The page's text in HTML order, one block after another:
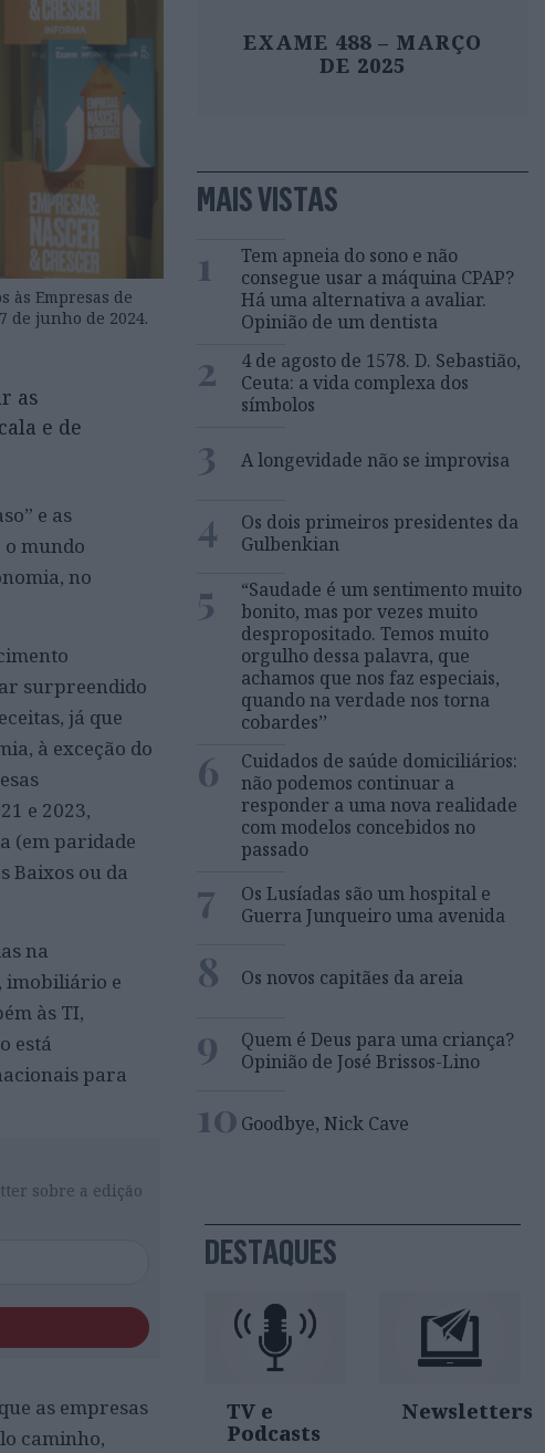
às Empresas de
de junho de 2024.
as
e de
e as
mundo
no
surpreendido
já que
à exceção do
e 2023,
(em paridade
Baixos ou da
na
imobiliário e
às TI,
está
para
sobre a edição
as empresas
caminho,
EXAME 488 – MARÇO
DE 2025
MAIS VISTAS
1
Tem apneia do sono e não
consegue usar a máquina CPAP?
Há uma alternativa a avaliar.
Opinião de um dentista
2
4 de agosto de 1578. D. Sebastião,
Ceuta: a vida complexa dos
símbolos
3 A longevidade não se improvisa
4
Os dois primeiros presidentes da
Gulbenkian
5
“Saudade é um sentimento muito
bonito, mas por vezes muito
despropositado. Temos muito
orgulho dessa palavra, que
achamos que nos faz especiais,
quando na verdade nos torna
cobardes’’
6
Cuidados de saúde domiciliários:
não podemos continuar a
responder a uma nova realidade
com modelos concebidos no
passado
7
Os Lusíadas são um hospital e
Guerra Junqueiro uma avenida
8 Os novos capitães da areia
9
Quem é Deus para uma criança?
Opinião de José Brissos-Lino
10 Goodbye, Nick Cave
DESTAQUES
TV e
Podcasts
Newsletters